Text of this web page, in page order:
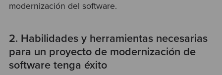
modernización del software.
2. Habilidades y herramientas necesarias
para un proyecto de modernización de
software tenga éxito